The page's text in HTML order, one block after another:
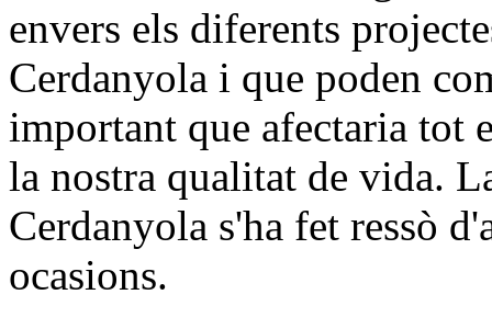
envers els diferents
Cerdanyola i que poden
important que afectaria tot
la nostra qualitat de vida.
Cerdanyola s'ha fet ressò
ocasions.